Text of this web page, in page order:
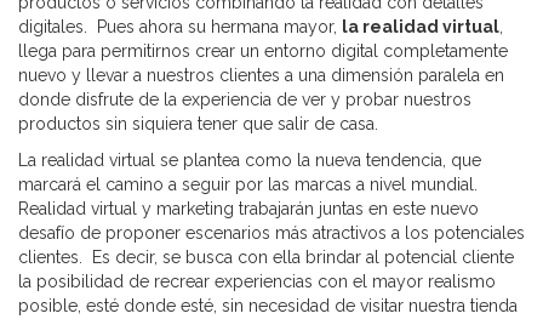
digitales. Pues ahora su hermana mayor, la realidad virtual
llega para permitirnos crear un entorno digital completamente
nuevo y llevar a nuestros clientes a una dimensión paralela en
donde disfrute de la experiencia de ver y probar nuestros
productos sin siquiera tener que salir de casa.
La realidad virtual se plantea como la nueva tendencia, que
marcará el camino a seguir por las marcas a nivel mundial.
Realidad virtual y marketing trabajarán juntas en este nuevo
desafío de proponer escenarios más atractivos a los potenciales
clientes. Es decir, se busca con ella brindar al potencial cliente
la posibilidad de recrear experiencias con el mayor realismo
posible, esté donde esté, sin necesidad de visitar nuestra tienda